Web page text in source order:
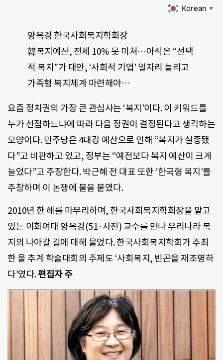
Korean ▼
양옥경 한국사회복지학회장
韓복지예산, 전체 10% 못 미쳐…아직은 “선택
적 복지”가 대안, ‘사회적 기업’ 일자리 늘리고
가족형 복지체계 마련해야…
요즘 정치권의 가장 큰 관심사는 ‘복지’이다. 이 키워드를
누가 선점하느냐에 따라 다음 정권이 결정된다고 생각하는
모양이다. 민주당은 4대강 예산으로 인해 “복지가 실종됐
다”고 비판하고 있고, 정부는 “예전보다 복지 예산이 크게
늘었다”고 주장한다. 박근혜 전 대표 또한 ‘한국형 복지’를
주창하며 이 논쟁에 불을 붙였다.
2010년 한 해를 마무리하며, 한국사회복지학회장을 맡고
있는 이화여대 양옥경(51·사진) 교수를 만나 우리나라 복
지의 나아갈 길에 대해 물었다. 한국사회복지학회가 주최
한 올 추계 학술대회의 주제도 ‘사회복지, 빈곤을 재조명하
다’였다.편집자 주